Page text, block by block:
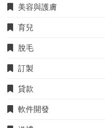
美容與護膚
育兒
脫毛
訂製
貸款
軟件開發